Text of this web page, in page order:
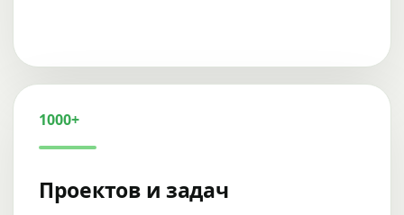
1000+
Проектов и задач